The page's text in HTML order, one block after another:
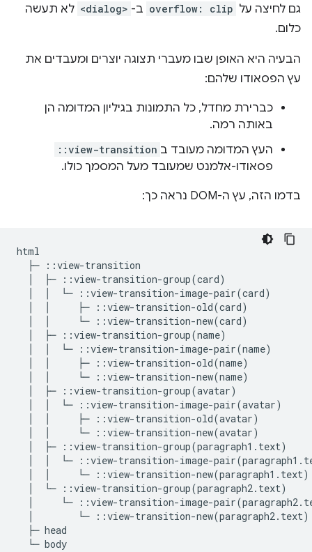
גם לחיצה על overflow: clip ב- <dialog> לא תעשה
כלום.
הבעיה היא האופן שבו מעברי תצוגה יוצרים ומעבדים את
עץ הפסאודו שלהם:
כברירת מחדל, כל התמונות בגיליון המדומה הן
באותה רמה.
העץ המדומה מעובד ב ::view-transition
פסאודו-אלמנט שמעובד מעל המסמך כולו.
בדמו הזה, עץ ה-DOM נראה כך:
html
  ├─ ::view-transition
  │  ├─ ::view-transition-group(card)
  │  │  └─ ::view-transition-image-pair(card)
  │  │     ├─ ::view-transition-old(card)
  │  │     └─ ::view-transition-new(card)
  │  ├─ ::view-transition-group(name)
  │  │  └─ ::view-transition-image-pair(name)
  │  │     ├─ ::view-transition-old(name)
  │  │     └─ ::view-transition-new(name)
  │  ├─ ::view-transition-group(avatar)
  │  │  └─ ::view-transition-image-pair(avatar)
  │  │     ├─ ::view-transition-old(avatar)
  │  │     └─ ::view-transition-new(avatar)
  │  ├─ ::view-transition-group(paragraph1.text)
│  │  └─ ::view-transition-image-
  │  │     └─ ::view-transition-new(paragraph1.text)
  │  └─ ::view-transition-group(paragraph2.text)
│     └─ ::view-transition-image-
  │        └─ ::view-transition-new(paragraph2.text)
  ├─ head
  └─ body